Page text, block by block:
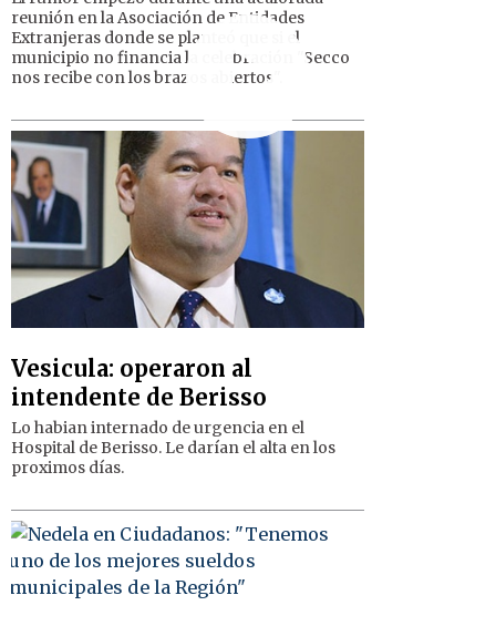
reunión en la Asociación de Entidades
Extranjeras donde se planteó que si el
municipio no financia la celebración "Secco
nos recibe con los brazos abiertos".
Vesicula: operaron al
intendente de Berisso
Lo habian internado de urgencia en el
Hospital de Berisso. Le darían el alta en los
proximos días.